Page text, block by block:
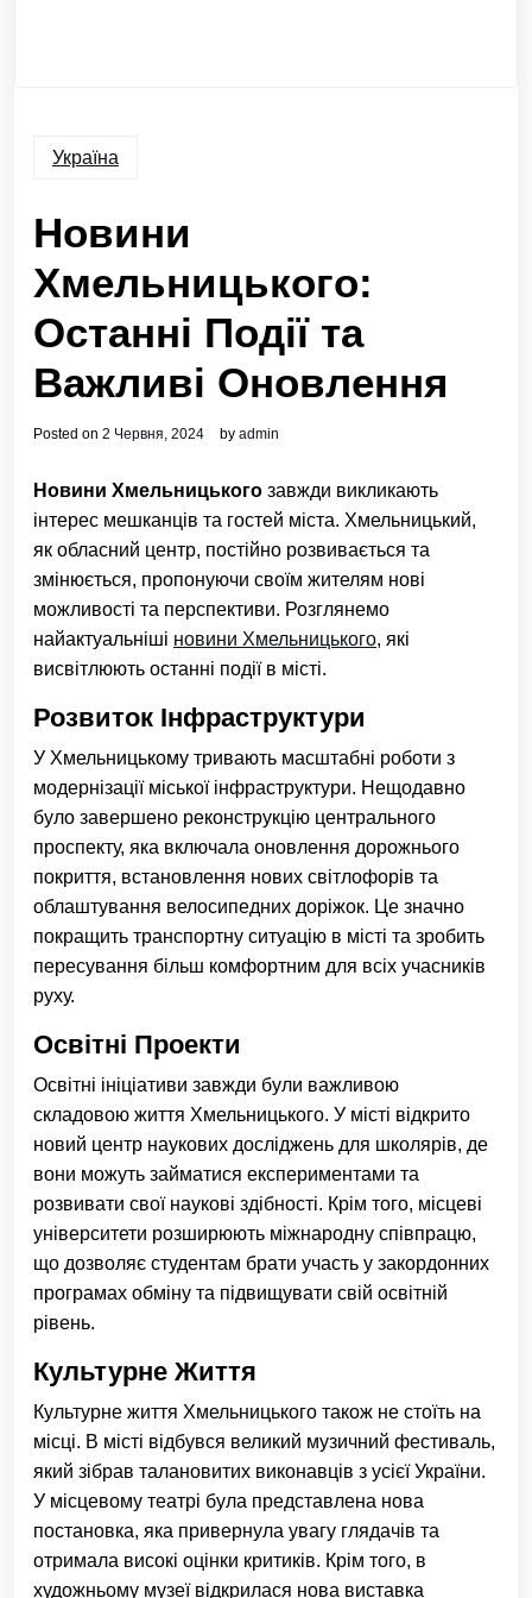
Україна
Новини
Хмельницького:
Останні Події та
Важливі Оновлення
Posted on 2 Червня, 2024 by admin
Новини Хмельницького завжди викликають
інтерес мешканців та гостей міста. Хмельницький,
як обласний центр, постійно розвивається та
змінюється, пропонуючи своїм жителям нові
можливості та перспективи. Розглянемо
найактуальніші новини Хмельницького, які
висвітлюють останні події в місті.
Розвиток Інфраструктури
У Хмельницькому тривають масштабні роботи з
модернізації міської інфраструктури. Нещодавно
було завершено реконструкцію центрального
проспекту, яка включала оновлення дорожнього
покриття, встановлення нових світлофорів та
облаштування велосипедних доріжок. Це значно
покращить транспортну ситуацію в місті та зробить
пересування більш комфортним для всіх учасників
руху.
Освітні Проекти
Освітні ініціативи завжди були важливою
складовою життя Хмельницького. У місті відкрито
новий центр наукових досліджень для школярів, де
вони можуть займатися експериментами та
розвивати свої наукові здібності. Крім того, місцеві
університети розширюють міжнародну співпрацю,
що дозволяє студентам брати участь у закордонних
програмах обміну та підвищувати свій освітній
рівень.
Культурне Життя
Культурне життя Хмельницького також не стоїть на
місці. В місті відбувся великий музичний фестиваль,
який зібрав талановитих виконавців з усієї України.
У місцевому театрі була представлена нова
постановка, яка привернула увагу глядачів та
отримала високі оцінки критиків. Крім того, в
художньому музеї відкрилася нова виставка